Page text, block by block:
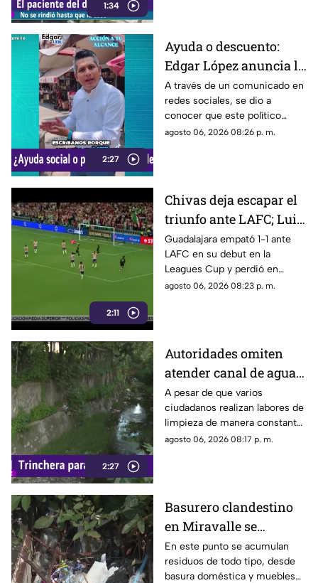
1:34
2:27
Ayuda o descuento:
Edgar López anuncia la
nueva estrategia para
ayudar algunas
familias
A través de un comunicado en
redes sociales, se dio a
conocer que este político
presuntamente busca ayudar a
agosto 06, 2026 08:26 p. m.
2:11
Chivas deja escapar el
triunfo ante LAFC; Luis
Romo es señalado por
su cobro en penales
Guadalajara empató 1-1 ante
LAFC en su debut en la
Leagues Cup y perdió en
penales; Luis Romo fue
agosto 06, 2026 08:23 p. m.
2:27
Autoridades omiten
atender canal de agua
contaminado en
Tonalá
A pesar de que varios
ciudadanos realizan labores de
limpieza de manera constante
en la zona, algunas personas
agosto 06, 2026 08:17 p. m.
Basurero clandestino
en Miravalle se
convierte en un foco de
infección por
En este punto se acumulan
residuos de todo tipo, desde
basura doméstica y muebles